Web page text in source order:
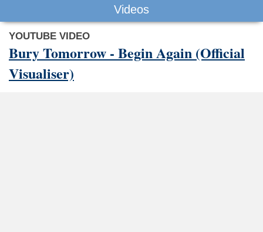
Videos
YOUTUBE VIDEO
Bury Tomorrow - Begin Again (Official
Visualiser)